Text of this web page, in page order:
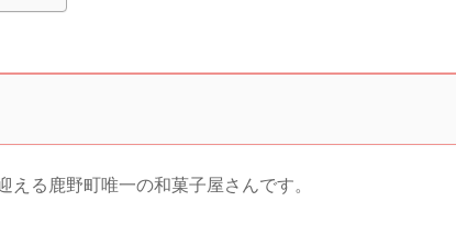
える鹿野町唯一の和菓子屋さんです。